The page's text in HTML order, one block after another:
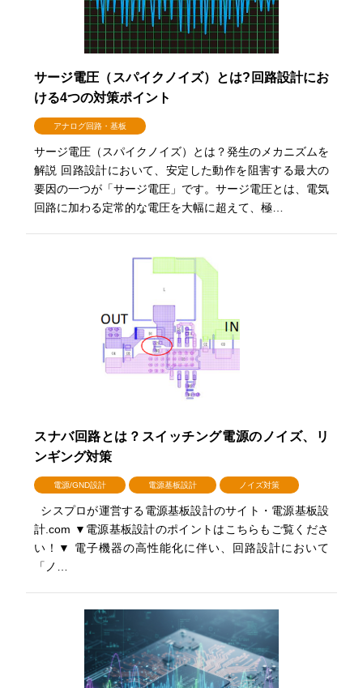
サージ電圧（スパイクノイズ）とは?回路設計にお
ける4つの対策ポイント
アナログ回路・基板
サージ電圧（スパイクノイズ）とは？発生のメカニズムを
解説 回路設計において、安定した動作を阻害する最大の
要因の一つが「サージ電圧」です。サージ電圧とは、電気
回路に加わる定常的な電圧を大幅に超えて、極…
スナバ回路とは？スイッチング電源のノイズ、リ
ンギング対策
電源/GND設計 電源基板設計 ノイズ対策
シスプロが運営する電源基板設計のサイト・電源基板設
計.com ▼電源基板設計のポイントはこちらもご覧くださ
い！▼ 電子機器の高性能化に伴い、回路設計において
「ノ…